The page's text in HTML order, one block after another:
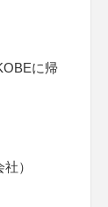
に帰
）